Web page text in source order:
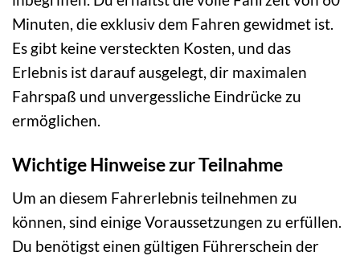
Minuten, die exklusiv dem Fahren gewidmet ist.
Es gibt keine versteckten Kosten, und das
Erlebnis ist darauf ausgelegt, dir maximalen
Fahrspaß und unvergessliche Eindrücke zu
ermöglichen.
Wichtige Hinweise zur Teilnahme
Um an diesem Fahrerlebnis teilnehmen zu
können, sind einige Voraussetzungen zu erfüllen.
Du benötigst einen gültigen Führerschein der